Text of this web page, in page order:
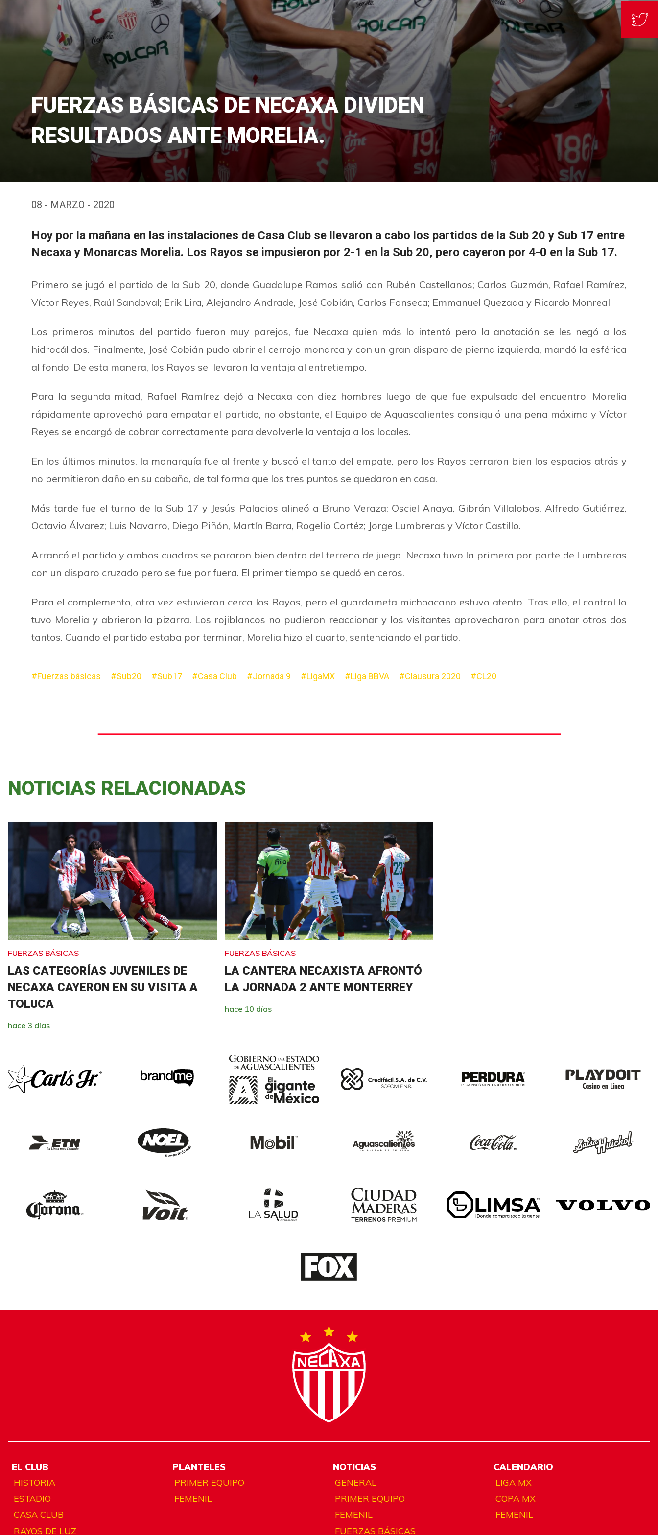
FUERZAS BÁSICAS DE NECAXA DIVIDEN
RESULTADOS ANTE MORELIA.
08 - MARZO - 2020
Hoy por la mañana en las instalaciones de Casa Club se llevaron a cabo los partidos de la Sub 20 y Sub 17 entre
Necaxa y Monarcas Morelia. Los Rayos se impusieron por 2-1 en la Sub 20, pero cayeron por 4-0 en la Sub 17.
Primero se jugó el partido de la Sub 20, donde Guadalupe Ramos salió con Rubén Castellanos; Carlos Guzmán, Rafael Ramírez,
Víctor Reyes, Raúl Sandoval; Erik Lira, Alejandro Andrade, José Cobián, Carlos Fonseca; Emmanuel Quezada y Ricardo Monreal.
Los primeros minutos del partido fueron muy parejos, fue Necaxa quien más lo intentó pero la anotación se les negó a los
hidrocálidos. Finalmente, José Cobián pudo abrir el cerrojo monarca y con un gran disparo de pierna izquierda, mandó la esférica
al fondo. De esta manera, los Rayos se llevaron la ventaja al entretiempo.
Para la segunda mitad, Rafael Ramírez dejó a Necaxa con diez hombres luego de que fue expulsado del encuentro. Morelia
rápidamente aprovechó para empatar el partido, no obstante, el Equipo de Aguascalientes consiguió una pena máxima y Víctor
Reyes se encargó de cobrar correctamente para devolverle la ventaja a los locales.
En los últimos minutos, la monarquía fue al frente y buscó el tanto del empate, pero los Rayos cerraron bien los espacios atrás y
no permitieron daño en su cabaña, de tal forma que los tres puntos se quedaron en casa.
Más tarde fue el turno de la Sub 17 y Jesús Palacios alineó a Bruno Veraza; Osciel Anaya, Gibrán Villalobos, Alfredo Gutiérrez,
Octavio Álvarez; Luis Navarro, Diego Piñón, Martín Barra, Rogelio Cortéz; Jorge Lumbreras y Víctor Castillo.
Arrancó el partido y ambos cuadros se pararon bien dentro del terreno de juego. Necaxa tuvo la primera por parte de Lumbreras
con un disparo cruzado pero se fue por fuera. El primer tiempo se quedó en ceros.
Para el complemento, otra vez estuvieron cerca los Rayos, pero el guardameta michoacano estuvo atento. Tras ello, el control lo
tuvo Morelia y abrieron la pizarra. Los rojiblancos no pudieron reaccionar y los visitantes aprovecharon para anotar otros dos
tantos. Cuando el partido estaba por terminar, Morelia hizo el cuarto, sentenciando el partido.
#Fuerzas básicas #Sub20 #Sub17 #Casa Club #Jornada 9 #LigaMX #Liga BBVA #Clausura 2020 #CL20
NOTICIAS RELACIONADAS
FUERZAS BÁSICAS
LAS CATEGORÍAS JUVENILES DE
NECAXA CAYERON EN SU VISITA A
TOLUCA
hace 3 días
FUERZAS BÁSICAS
LA CANTERA NECAXISTA AFRONTÓ
LA JORNADA 2 ANTE MONTERREY
hace 10 días
EL CLUB
HISTORIA
ESTADIO
CASA CLUB
RAYOS DE LUZ
PLANTELES
PRIMER EQUIPO
FEMENIL
NOTICIAS
GENERAL
PRIMER EQUIPO
FEMENIL
FUERZAS BÁSICAS
CALENDARIO
LIGA MX
COPA MX
FEMENIL